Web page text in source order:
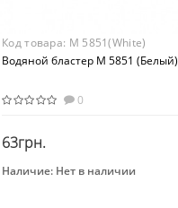
Код товара: M 5851(White)
Водяной бластер M 5851 (Белый)
0
63грн.
Закончился
Наличие: Нет в наличии